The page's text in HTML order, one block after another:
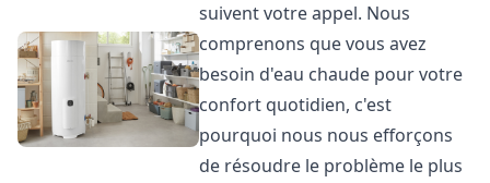
suivent votre appel. Nous
comprenons que vous avez
besoin d'eau chaude pour votre
confort quotidien, c'est
pourquoi nous nous efforçons
de résoudre le problème le plus